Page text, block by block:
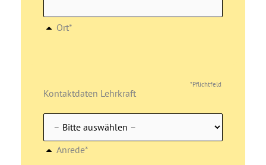
Ort*
*Pflichtfeld
Kontaktdaten Lehrkraft
Anrede*